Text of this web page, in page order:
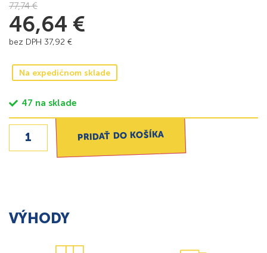
77,74€
46,64 €
bez DPH 37,92 €
Na expedičnom sklade
47 na sklade
PRIDAŤ DO KOŠÍKA
VÝHODY